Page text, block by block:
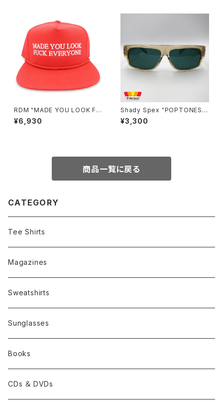
RDM "MADE YOU LOOK FU
CK EVERYONE" hat
¥6,930
Shady Spex "POPTONES "
sunglasses, Peach xPolari
zed Dark Green
¥3,300
商品一覧に戻る
CATEGORY
Tee Shirts
Magazines
Sweatshirts
Sunglasses
Books
CDs ＆ DVDs